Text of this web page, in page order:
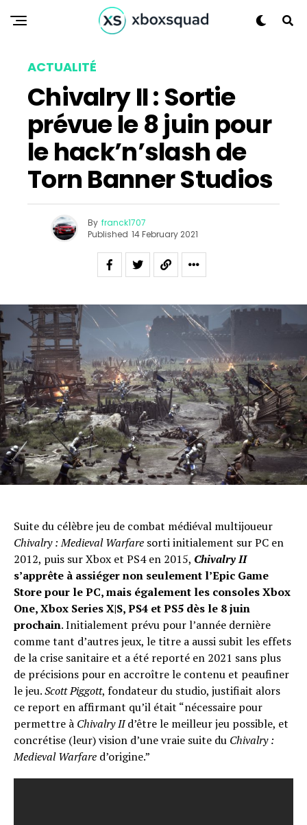
ACTUALITÉ
Chivalry II : Sortie
prévue le 8 juin pour
le hack’n’slash de
Torn Banner Studios
By franck1707
Published 14 February 2021
Suite du célèbre jeu de combat médiéval multijoueur
Chivalry : Medieval Warfare sorti initialement sur PC en
2012, puis sur Xbox et PS4 en 2015, Chivalry II
s’apprête à assiéger non seulement l’Epic Game
Store pour le PC, mais également les consoles Xbox
One, Xbox Series X|S, PS4 et PS5 dès le 8 juin
prochain. Initialement prévu pour l’année dernière
comme tant d’autres jeux, le titre a aussi subit les effets
de la crise sanitaire et a été reporté en 2021 sans plus
de précisions pour en accroître le contenu et peaufiner
le jeu.Scott Piggott, fondateur du studio, justifiait alors
ce report en affirmant qu’il était “nécessaire pour
permettre à Chivalry IId’être le meilleur jeu possible, et
concrétise (leur) vision d’une vraie suite du Chivalry :
Medieval Warfare d’origine.”